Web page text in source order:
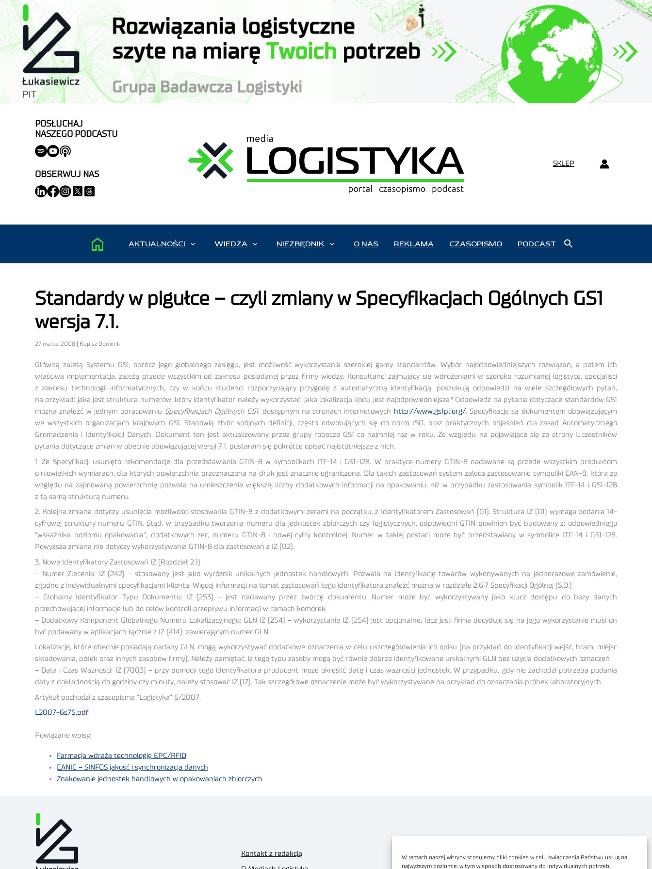
W ramach naszej witryny stosujemy pliki cookies w celu świadczenia Państwu usług na
najwyższym poziomie, w tym w sposób dostosowany do indywidualnych potrzeb.
POSŁUCHAJ
NASZEGO PODCASTU
OBSERWUJ NAS
SKLEP
AKTUALNOŚCI WIEDZA NIEZBĘDNIK O NAS REKLAMA CZASOPISMO PODCAST
Standardy w pigułce – czyli zmiany w Specyfikacjach Ogólnych GS1
wersja 7.1.
27 marca, 2008 | Kupisz Dominik
Główną zaletą Systemu GS1, oprócz jego globalnego zasięgu, jest możliwość wykorzystania szerokiej gamy standardów. Wybór najodpowiedniejszych rozwiązań, a potem ich
właściwa implementacja, zależą przede wszystkim od zakresu posiadanej przez firmy wiedzy. Konsultanci zajmujący się wdrożeniami w szeroko rozumianej logistyce, specjaliści
z zakresu technologii informatycznych, czy w końcu studenci rozpoczynający przygodę z automatyczną identyfikacją, poszukują odpowiedzi na wiele szczegółowych pytań,
na przykład: jaka jest struktura numerów, który identyfikator należy wykorzystać, jaka lokalizacja kodu jest najodpowiedniejsza? Odpowiedź na pytania dotyczące standardów GS1
można znaleźć w jednym opracowaniu Specyfikacjach Ogólnych GS1, dostępnym na stronach internetowych http://www.gs1pl.org/. Specyfikacje są dokumentem obowiązującym
we wszystkich organizacjach krajowych GS1. Stanowią zbiór spójnych definicji, często odwołujących się do norm ISO, oraz praktycznych objaśnień dla zasad Automatycznego
Gromadzenia i Identyfikacji Danych. Dokument ten jest aktualizowany przez grupy robocze GS1 co najmniej raz w roku. Ze względu na pojawiające się ze strony Uczestników
pytania dotyczące zmian w obecnie obowiązującej wersji 7.1, postaram się pokrótce opisać najistotniejsze z nich.
1. Ze Specyfikacji usunięto rekomendacje dla przedstawiania GTIN-8 w symbolikach ITF-14 i GS1-128. W praktyce numery GTIN-8 nadawane są przede wszystkim produktom
o niewielkich wymiarach, dla których powierzchnia przeznaczona na druk jest znacznie ograniczona. Dla takich zastosowań system zaleca zastosowanie symboliki EAN-8, która ze
względu na zajmowaną powierzchnię pozwala na umieszczenie większej liczby dodatkowych informacji na opakowaniu, niż w przypadku zastosowania symbolik ITF-14 i GS1-128
z tą samą strukturą numeru.
2. Kolejna zmiana dotyczy usunięcia możliwości stosowania GTIN-8 z dodatkowymi zerami na początku, z Identyfikatorem Zastosowań (01). Struktura IZ (01) wymaga podania 14-
cyfrowej struktury numeru GTIN. Stąd, w przypadku tworzenia numeru dla jednostek zbiorczych czy logistycznych, odpowiedni GTIN powinien być budowany z: odpowiedniego
"wskaźnika poziomu opakowania", dodatkowych zer, numeru GTIN-8 i nowej cyfry kontrolnej. Numer w takiej postaci może być przedstawiany w symbolice ITF-14 i GS1-128.
Powyższa zmiana nie dotyczy wykorzystywania GTIN-8 dla zastosowań z IZ (02).
3. Nowe Identyfikatory Zastosowań IZ (Rozdział 2.1):
– Numer Zlecenia: IZ (242) – stosowany jest jako wyróżnik unikalnych jednostek handlowych. Pozwala na identyfikację towarów wykonywanych na jednorazowe zamówienie,
zgodne z indywidualnymi specyfikacjami klienta. Więcej informacji na temat zastosowań tego identyfikatora znaleźć można w rozdziale 2.6.7 Specyfikacji Ogólnej (S.O.)
– Globalny Identyfikator Typu Dokumentu: IZ (253) – jest nadawany przez twórcę dokumentu. Numer może być wykorzystywany jako klucz dostępu do bazy danych
przechowującej informacje lub do celów kontroli przepływu informacji w ramach komórek
– Dodatkowy Komponent Globalnego Numeru Lokalizacyjnego: GLN IZ (254) – wykorzystanie IZ (254) jest opcjonalne, lecz jeśli firma decyduje się na jego wykorzystanie musi on
być podawany w aplikacjach łącznie z IZ (414), zawierającym numer GLN.
Lokalizacje, które obecnie posiadają nadany GLN, mogą wykorzystywać dodatkowe oznaczenia w celu uszczegółowienia ich opisu (na przykład do identyfikacji wejść, bram, miejsc
składowania, półek oraz innych zasobów firmy). Należy pamiętać, iż tego typu zasoby mogą być równie dobrze identyfikowane unikalnymi GLN bez użycia dodatkowych oznaczeń
– Data i Czas Ważności: IZ (7003) – przy pomocy tego identyfikatora producent może określić datę i czas ważności jednostek. W przypadku, gdy nie zachodzi potrzeba podania
daty z dokładnością do godziny czy minuty, należy stosować IZ (17). Tak szczegółowe oznaczenie może być wykorzystywane na przykład do oznaczania próbek laboratoryjnych.
Artykuł pochodzi z czasopisma "Logistyka" 6/2007.
L2007-6s75.pdf
Powiązane wpisy:
Farmacja wdraża technologię EPC/RFID
EANIC – SINFOS jakość i synchronizacja danych
Znakowanie jednostek handlowych w opakowaniach zbiorczych
Kontakt z redakcją Dostępność cyfrowa